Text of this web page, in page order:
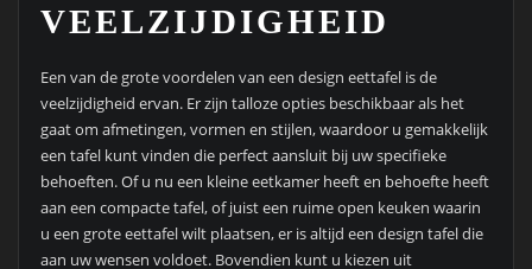
VEELZIJDIGHEID
Een van de grote voordelen van een design eettafel is de
veelzijdigheid ervan. Er zijn talloze opties beschikbaar als het
gaat om afmetingen, vormen en stijlen, waardoor u gemakkelijk
een tafel kunt vinden die perfect aansluit bij uw specifieke
behoeften. Of u nu een kleine eetkamer heeft en behoefte heeft
aan een compacte tafel, of juist een ruime open keuken waarin
u een grote eettafel wilt plaatsen, er is altijd een design tafel die
aan uw wensen voldoet. Bovendien kunt u kiezen uit